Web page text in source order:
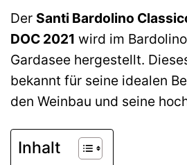
Der Santi Bardolino
DOC 2021 wird im
Gardasee hergestellt.
bekannt für seine idealen
den Weinbau und seine
Inhalt